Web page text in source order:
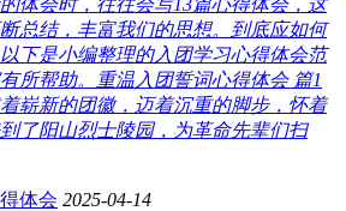
总结，丰富我们的思想。到底应如何
下是小编整理的入团学习心得体会范
所帮助。重温入团誓词心得体会 篇1
崭新的团徽，迈着沉重的脚步，怀着
了阳山烈士陵园，为革命先辈们扫
体会 2025-04-14